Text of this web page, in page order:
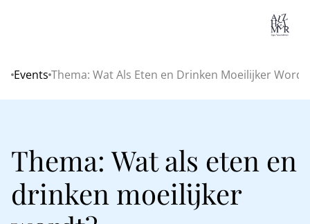
Home
Events Thema: Wat Als Eten en Drinken Moeilijker
Thema: Wat als eten en
drinken moeilijker